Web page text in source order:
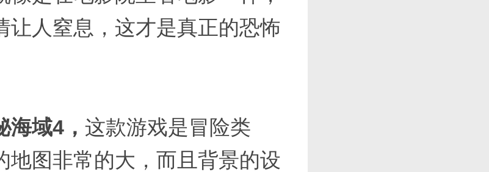
让人窒息，这才是真正的恐怖
域4， 这款游戏是冒险类
地图非常的大，而且背景的设